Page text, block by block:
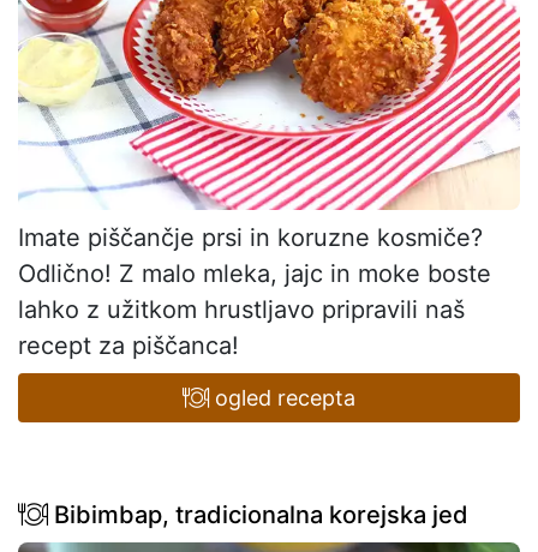
Imate piščančje prsi in koruzne kosmiče?
Odlično! Z malo mleka, jajc in moke boste
lahko z užitkom hrustljavo pripravili naš
recept za piščanca!
ogled recepta
Bibimbap, tradicionalna korejska jed